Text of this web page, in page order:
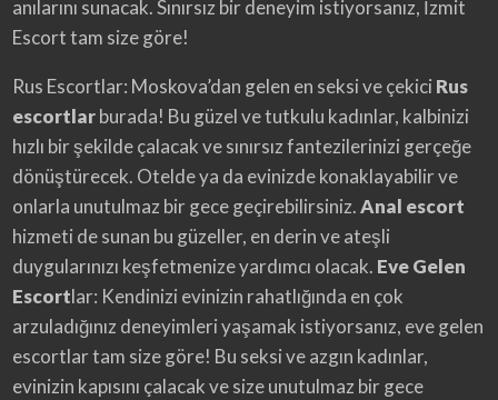
anılarını sunacak. Sınırsız bir deneyim istiyorsanız, İzmit
Escort tam size göre!
Rus Escortlar: Moskova’dan gelen en seksi ve çekici Rus
escortlarburada! Bu güzel ve tutkulu kadınlar, kalbinizi
hızlı bir şekilde çalacak ve sınırsız fantezilerinizi gerçeğe
dönüştürecek. Otelde ya da evinizde konaklayabilir ve
onlarla unutulmaz bir gece geçirebilirsiniz.Anal escort
hizmeti de sunan bu güzeller, en derin ve ateşli
duygularınızı keşfetmenize yardımcı olacak. Eve Gelen
Escortlar: Kendinizi evinizin rahatlığında en çok
arzuladığınız deneyimleri yaşamak istiyorsanız, eve gelen
escortlar tam size göre! Bu seksi ve azgın kadınlar,
evinizin kapısını çalacak ve size unutulmaz bir gece